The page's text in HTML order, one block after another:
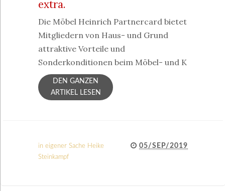
extra.
Die Möbel Heinrich Partnercard bietet
Mitgliedern von Haus- und Grund
attraktive Vorteile und
Sonderkonditionen beim Möbel- und K
DEN GANZEN
ARTIKEL LESEN
in eigener Sache 05/SEP/2019
Heike
Steinkampf